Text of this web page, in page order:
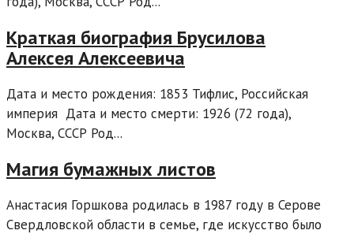
Краткая биография Брусилова
Алексея Алексеевича
Дата и место рождения: 1853 Тифлис, Российская
империя Дата и место смерти: 1926 (72 года),
Москва, СССР Род...
Магия бумажных листов
Анастасия Горшкова родилась в 1987 году в Серове
Свердловской области в семье, где искусство было